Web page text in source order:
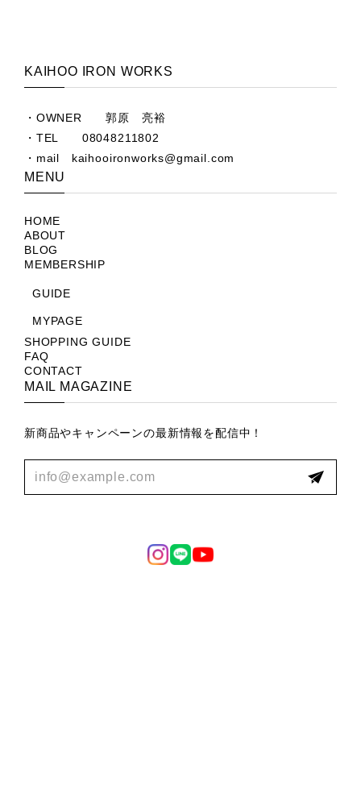
ベンチとデスクのセットでのご購入あり
ろしくお願いします。
製品のクオリティ、やり取りともに満足できる内容で
この度はベンチとセットでのご購入あり
がとうございました。 自分なりの味や風
い。
2025/05/16
がよく一気に部屋がおしゃれになりました。天板、木
KAIHOO IRON WORKS
・OWNER 郭原 亮裕
・TEL 08048211802
・mail kaihooironworks@gmail.com
MENU
HOME
ABOUT
BLOG
MEMBERSHIP
GUIDE
MYPAGE
SHOPPING GUIDE
FAQ
CONTACT
MAIL MAGAZINE
新商品やキャンペーンの最新情報を配信中！